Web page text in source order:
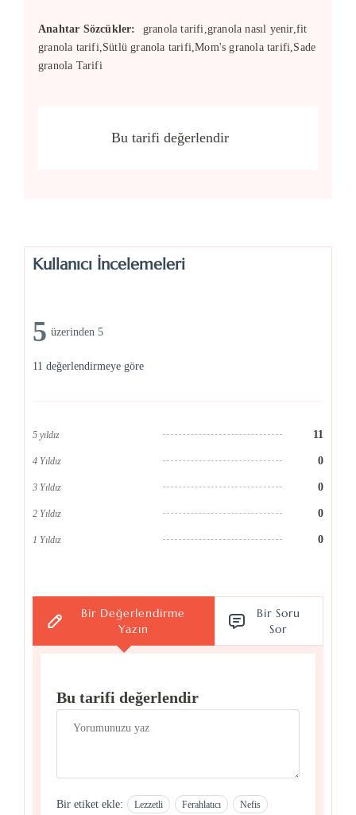
Anahtar Sözcükler:
granola tarifi,granola nasıl yenir,fit
granola tarifi,Sütlü granola tarifi,Mom's granola tarifi,Sade
granola Tarifi
Bu tarifi değerlendir
Kullanıcı İncelemeleri
5 üzerinden 5
11 değerlendirmeye göre
5 yıldız 11
4 Yıldız 0
3 Yıldız 0
2 Yıldız 0
1 Yıldız 0
Bir Değerlendirme
Yazın
Bir Soru
Sor
Bu tarifi değerlendir
Bir etiket ekle: Lezzetli Ferahlatıcı Nefis